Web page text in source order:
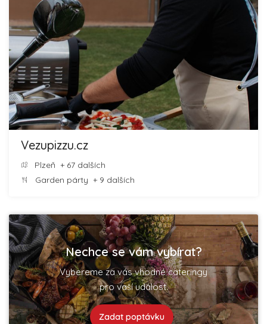
Vezupizzu.cz
Plzeň + 67 dalších
Garden párty + 9 dalších
Nechce se vám vybírat?
Vybereme za vás vhodné cateringy
pro vaší událost.
Zadat poptávku